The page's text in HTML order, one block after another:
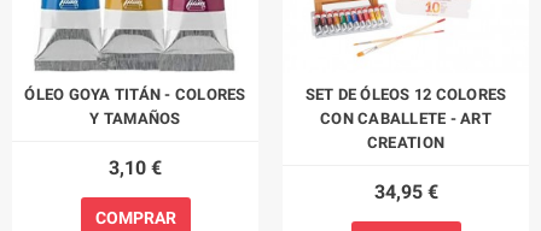
ÓLEO GOYA TITÁN - COLORES
Y TAMAÑOS
3,10 €
COMPRAR
SET DE ÓLEOS 12 COLORES
CON CABALLETE - ART
CREATION
34,95 €